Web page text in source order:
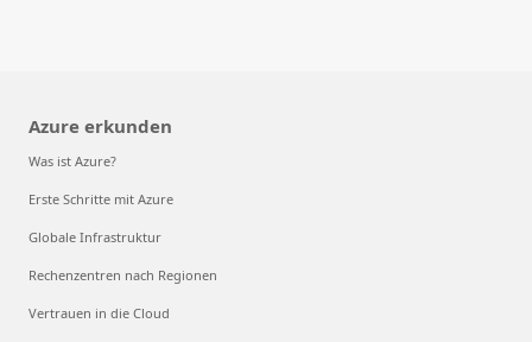
Azure erkunden
Was ist Azure?
Erste Schritte mit Azure
Globale Infrastruktur
Rechenzentren nach Regionen
Vertrauen in die Cloud